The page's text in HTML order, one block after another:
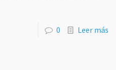
0 Leer más